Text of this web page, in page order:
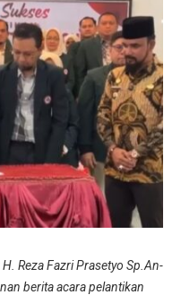
Reza Fazri Prasetyo Sp.An-
berita acara pelantikan